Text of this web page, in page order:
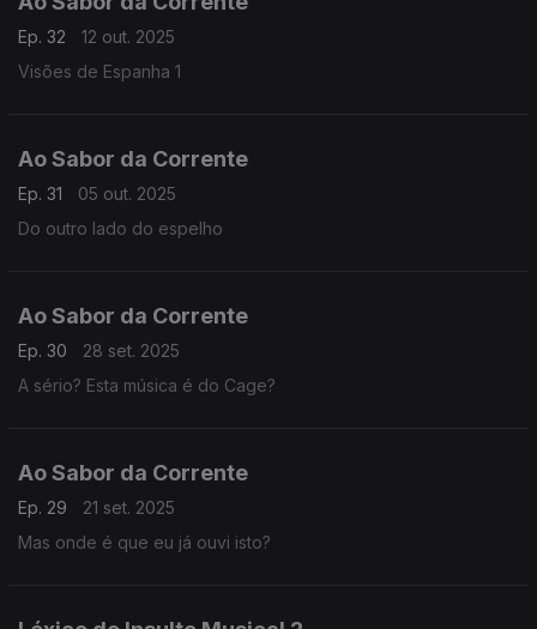
Ep. 32
12 out. 2025
Visões de Espanha 1
Ao Sabor da Corrente
Ep. 31
05 out. 2025
Do outro lado do espelho
Ao Sabor da Corrente
Ep. 30
28 set. 2025
A sério? Esta música é do Cage?
Ao Sabor da Corrente
Ep. 29
21 set. 2025
Mas onde é que eu já ouvi isto?